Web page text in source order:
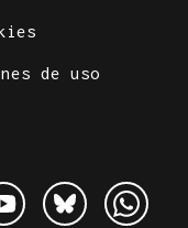
de uso